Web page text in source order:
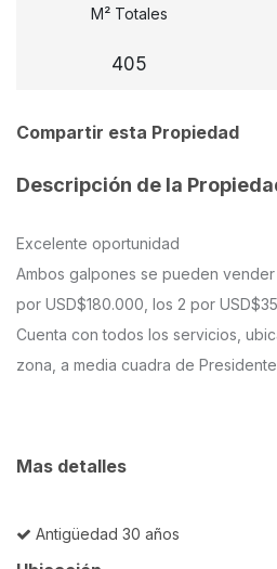
M² Totales
405
Compartir esta Propiedad
Descripción de la
Excelente oportunidad
Ambos galpones se pueden
por USD$180.000, los 2 por
Cuenta con todos los servicios,
zona, a media cuadra de
Mas detalles
Antigüedad 30 años